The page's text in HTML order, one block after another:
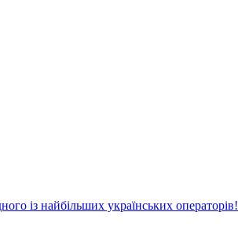
із найбільших українських операторів!